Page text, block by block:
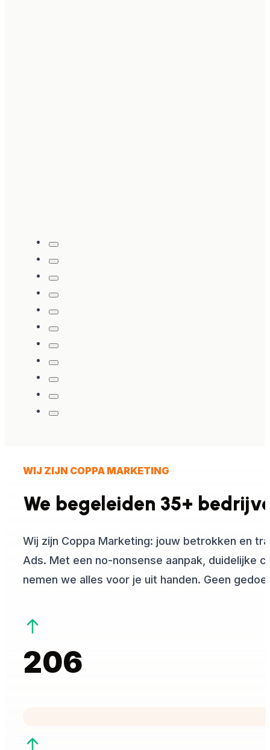
WIJ ZIJN COPPA MARKETING
We begeleiden 35+
Wij zijn Coppa Marketing: jouw betrokken en
Ads. Met een no-nonsense aanpak, duidelijke
nemen we alles voor je uit handen. Geen
206